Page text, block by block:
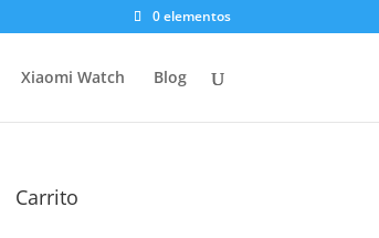
0 elementos
Xiaomi Watch Blog
Carrito